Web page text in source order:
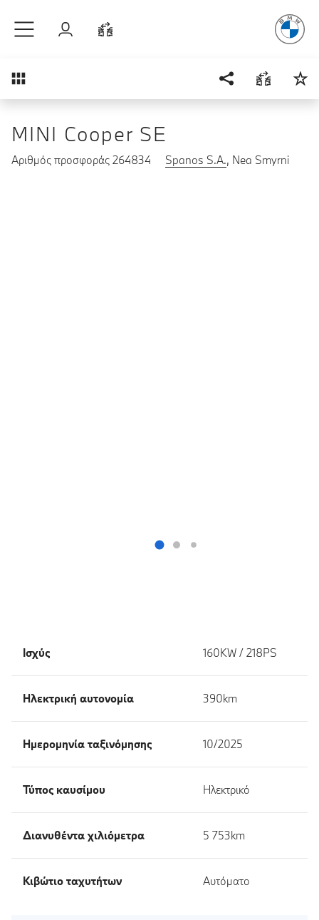
Σύνδεση
Επισκόπηση
MINI Cooper SE
Αριθμός προσφοράς 264834 Spanos S.A., Nea Smyrni
Ισχύς 160KW / 218PS
Ηλεκτρική αυτονομία 390km
Ημερομηνία ταξινόμησης 10/2025
Τύπος καυσίμου Ηλεκτρικό
Διανυθέντα χιλιόμετρα 5 753km
Κιβώτιο ταχυτήτων Αυτόματο